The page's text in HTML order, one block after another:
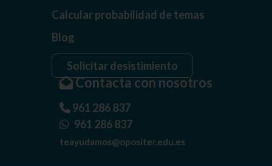
Calcular probabilidad de temas
Blog
Solicitar desistimiento
Contacta con nosotros
961 286 837
961 286 837
teayudamos@opositer.edu.es